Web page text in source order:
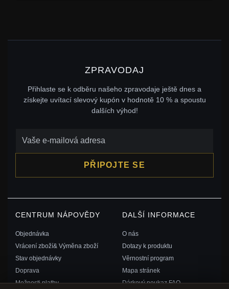
ZPRAVODAJ
Přihlaste se k odběru našeho zpravodaje ještě dnes a
získejte uvítací slevový kupón v hodnotě 10 % a spoustu
dalších výhod!
PŘIPOJTE SE
CENTRUM NÁPOVĚDY
Objednávka
Vrácení zboží& Výměna zboží
Stav objednávky
Doprava
Možnosti platby
DALŠÍ INFORMACE
O nás
Dotazy k produktu
Věrnostní program
Mapa stránek
Dárkový poukaz FAQ